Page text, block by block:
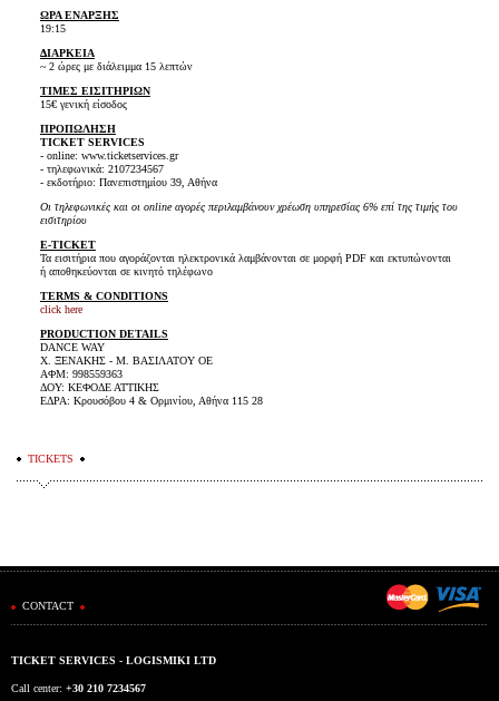
ΩΡΑ ΕΝΑΡΞΗΣ
19:15
ΔΙΑΡΚΕΙΑ
~ 2 ώρες με διάλειμμα 15 λεπτών
ΤΙΜΕΣ ΕΙΣΙΤΗΡΙΩΝ
15€ γενική είσοδος
ΠΡΟΠΩΛΗΣΗ
TICKET SERVICES
- online: www.ticketservices.gr
- τηλεφωνικά: 2107234567
- εκδοτήριο: Πανεπιστημίου 39, Αθήνα
Οι τηλεφωνικές και οι online αγορές περιλαμβάνουν χρέωση υπηρεσίας 6% επί της τιμής του
εισιτηρίου
E-TICKET
Τα εισιτήρια που αγοράζονται ηλεκτρονικά λαμβάνονται σε μορφή PDF και εκτυπώνονται
ή αποθηκεύονται σε κινητό τηλέφωνο
TERMS & CONDITIONS
click here
PRODUCTION DETAILS
DANCE WAY
Χ. ΞΕΝΑΚΗΣ - Μ. ΒΑΣΙΛΑΤΟΥ ΟΕ
ΑΦΜ: 998559363
ΔΟΥ: ΚΕΦΟΔΕ ΑΤΤΙΚΗΣ
ΕΔΡΑ: Κρουσόβου 4 & Ορμινίου, Αθήνα 115 28
TICKETS
CONTACT
TICKET SERVICES - LOGISMIKI LTD
Call center: +30 210 7234567